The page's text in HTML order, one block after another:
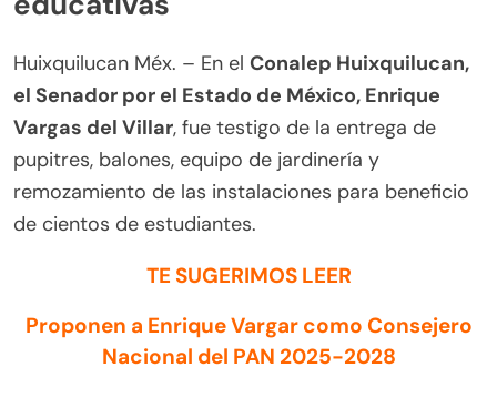
Huixquilucan Méx. – En el Conalep Huixquilucan,
el Senador por el Estado de México, Enrique
Vargas del Villar, fue testigo de la entrega de
pupitres, balones, equipo de jardinería y
remozamiento de las instalaciones para beneficio
de cientos de estudiantes.
TE SUGERIMOS LEER
Proponen a Enrique Vargar como Consejero
Nacional del PAN 2025-2028